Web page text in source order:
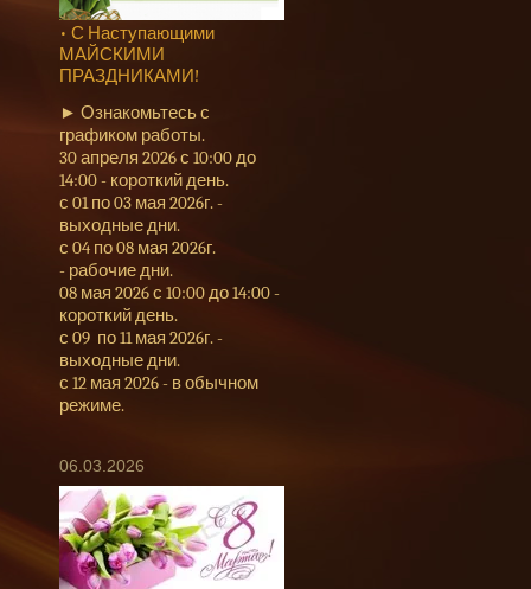
• С Наступающими
МАЙСКИМИ
ПРАЗДНИКАМИ!
► Ознакомьтесь с
графиком работы.
30 апреля 2026 с 10:00 до
14:00 - короткий день.
с 01 по 03 мая 2026г. -
выходные дни.
с 04 по 08 мая 2026г.
- рабочие дни.
08 мая 2026 с 10:00 до 14:00 -
короткий день.
с 09 по 11 мая 2026г. -
выходные дни.
с 12 мая 2026 - в обычном
режиме.
06.03.2026